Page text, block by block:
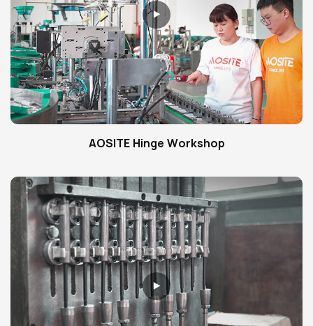
AOSITE Hinge Workshop